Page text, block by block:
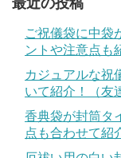
ご祝儀袋に中袋
ントや注意点も
カジュアルな祝
いて紹介！（友
香典袋が封筒タ
点も合わせて紹